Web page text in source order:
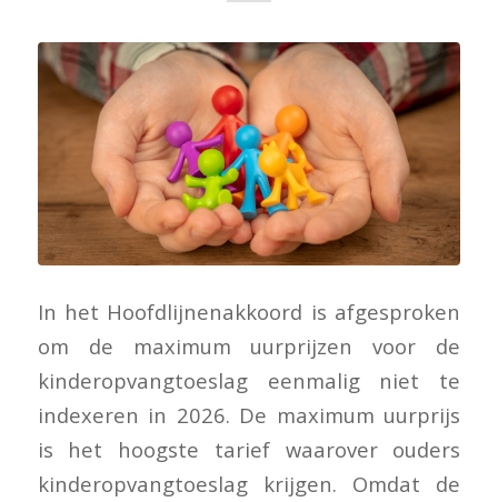
In het Hoofdlijnenakkoord is afgesproken
om de maximum uurprijzen voor de
kinderopvangtoeslag eenmalig niet te
indexeren in 2026. De maximum uurprijs
is het hoogste tarief waarover ouders
kinderopvangtoeslag krijgen. Omdat de